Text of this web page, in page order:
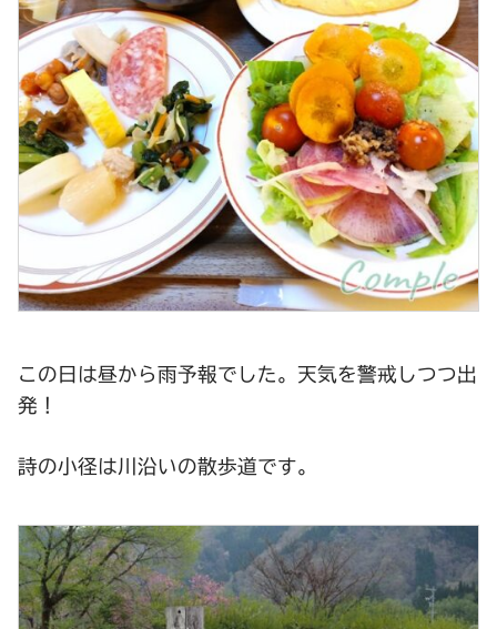
この日は昼から雨予報でした。天気を警戒しつつ出
発！
詩の小径は川沿いの散歩道です。